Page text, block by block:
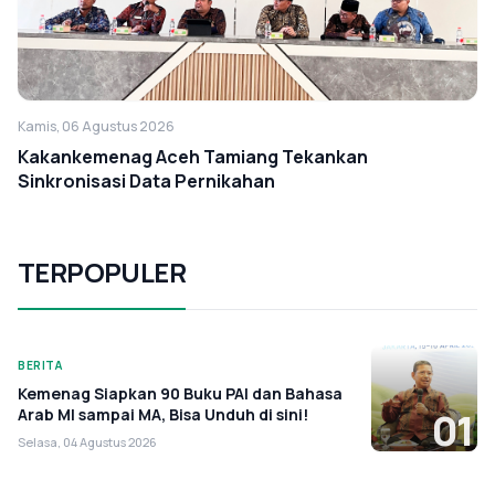
Kamis, 06 Agustus 2026
Kakankemenag Aceh Tamiang Tekankan
Sinkronisasi Data Pernikahan
TERPOPULER
BERITA
Kemenag Siapkan 90 Buku PAI dan Bahasa
Arab MI sampai MA, Bisa Unduh di sini!
Selasa, 04 Agustus 2026 01